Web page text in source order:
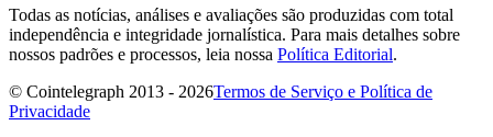
Todas as notícias, análises e avaliações são produzidas com total
independência e integridade jornalística. Para mais detalhes sobre
nossos padrões e processos, leia nossa Política Editorial.
© Cointelegraph 2013 - 2026Termos de Serviço e Política de
Privacidade